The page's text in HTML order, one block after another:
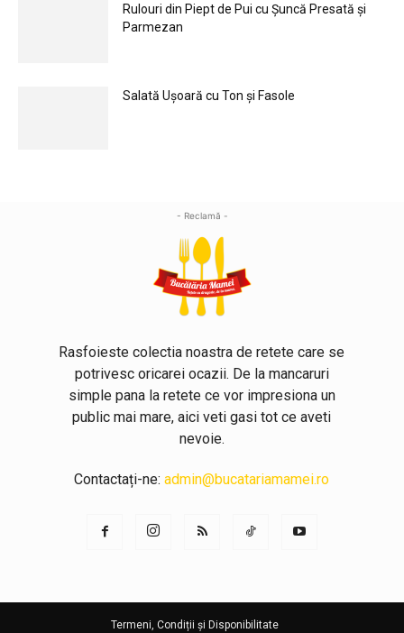
Rulouri din Piept de Pui cu Șuncă Presată și
Parmezan
Salată Ușoară cu Ton și Fasole
- Reclamă -
Rasfoieste colectia noastra de retete care se
potrivesc oricarei ocazii. De la mancaruri
simple pana la retete ce vor impresiona un
public mai mare, aici veti gasi tot ce aveti
nevoie.
Contactați-ne:admin@bucatariamamei.ro
Termeni, Condiții și Disponibilitate